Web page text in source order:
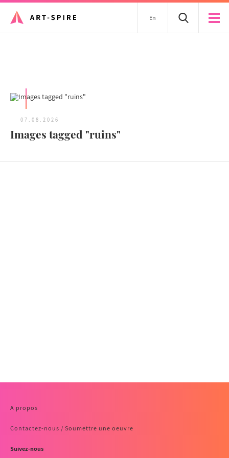
En
07.08.2026
Images tagged "ruins"
A propos
Contactez-nous / Soumettre une oeuvre
Suivez-nous